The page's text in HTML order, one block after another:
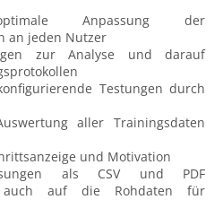
Anpassung der
an jeden Nutzer
zur Analyse und darauf
Testungen durch
aller Trainingsdaten
und Motivation
als CSV und PDF
auch auf die Rohdaten für